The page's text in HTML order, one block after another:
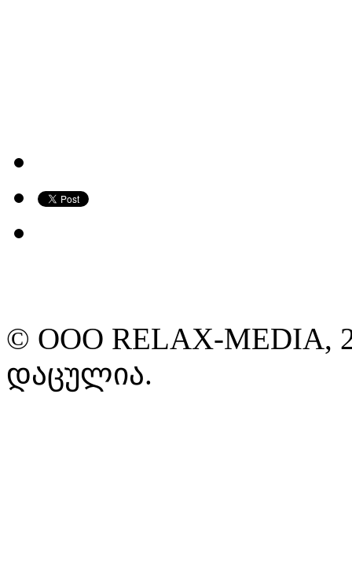
© ООО RELAX-MEDIA,
დაცულია.